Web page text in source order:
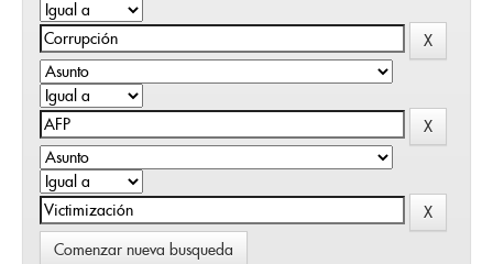
Comenzar nueva busqueda